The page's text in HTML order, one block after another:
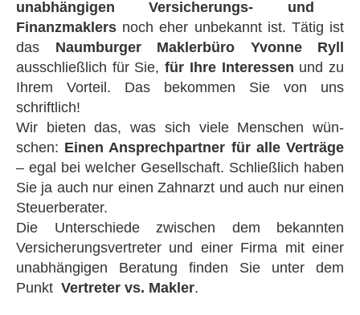
unabhängigen Versicherungs- und
Finanzmaklers noch eher unbekannt ist. Tätig ist
das Naumburger Maklerbüro Yvonne Ryll
ausschließlich für Sie, für Ihre Interessen und zu
Ihrem Vorteil. Das bekommen Sie von uns
schriftlich!
Wir bieten das, was sich viele Menschen wün­
schen: Einen Ansprechpartner für alle Verträge
– egal bei welcher Gesellschaft. Schließlich haben
Sie ja auch nur einen Zahnarzt und auch nur einen
Steuerberater.
Die Unterschiede zwischen dem bekannten
Versicherungsvertreter und einer Firma mit einer
unabhängigen Beratung finden Sie unter dem
Punkt Vertreter vs. Makler.